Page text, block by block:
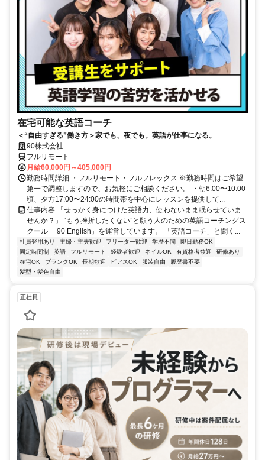
在宅可能な英語コーチ
＜“自由すぎる”働き方＞家でも、夜でも。英語が仕事になる。
90株式会社
フルリモート
月給60,000円～405,000円
勤務時間詳細 ・フルリモート・フルフレックス ※勤務時間はご希望
第一で調整しますので、お気軽にご相談ください。 ・朝6:00〜10:00
頃、夕方17:00〜24:00の時間帯を中心にレッスンを提供して...
仕事内容 「せっかく身につけた英語力、使わないまま眠らせていま
せんか？」 “もう挫折したくない”と願う人のための英語コーチングス
クール 「90 English」を運営しています。 「英語コーチ」と聞く...
社員登用あり 主婦・主夫歓迎 フリーター歓迎 学歴不問
即日勤務OK
固定時間制
英語 フルリモート 経験者歓迎 ネイルOK 有資格者歓迎
研修あり
在宅OK
ブランクOK 長期歓迎 ピアスOK 服装自由
履歴書不要
髪型・髪色自由
正社員